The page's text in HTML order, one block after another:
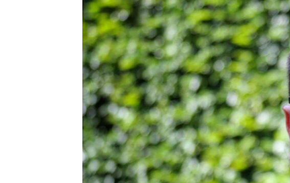
КРЫМ.НЕПОКОРЕННЫЙ
УКРАИНСКАЯ ПРОБЛЕМА КРЫМА